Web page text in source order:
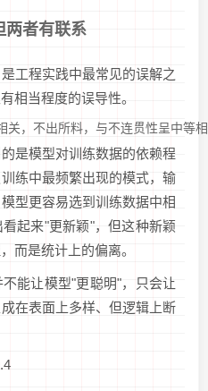
两者有联系
工程实践中最常见的误解之
相当程度的误导性。
关，不出所料，与不连贯性呈中
是模型对训练数据的依赖程
练中最频繁出现的模式，输
型更容易选到训练数据中相
起来"更新颖"，但这种新颖
而是统计上的偏离。
能让模型"更聪明"，只会让
在表面上多样、但逻辑上断